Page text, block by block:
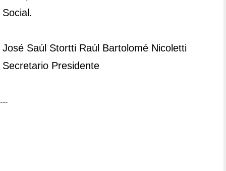
Social.
José Saúl Stortti Raúl Bartolomé Nicoletti
Secretario Presidente
---